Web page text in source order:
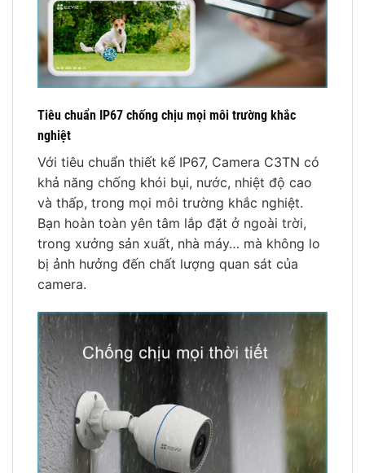
Tiêu chuẩn IP67 chống chịu mọi môi trường khắc
nghiệt
Với tiêu chuẩn thiết kế IP67, Camera C3TN có
khả năng chống khói bụi, nước, nhiệt độ cao
và thấp, trong mọi môi trường khắc nghiệt.
Bạn hoàn toàn yên tâm lắp đặt ở ngoài trời,
trong xưởng sản xuất, nhà máy… mà không lo
bị ảnh hưởng đến chất lượng quan sát của
camera.